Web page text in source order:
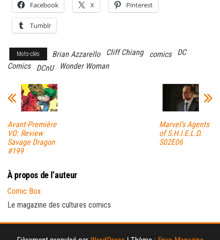
Facebook X Pinterest
Tumblr
Mots-clés Brian Azzarello Cliff Chiang comics
DC
Comics
DCnU Wonder Woman
Avant-Première
VO: Review
Savage Dragon
#199
Marvel’s Agents
of S.H.I.E.L.D.
S02E06
À propos de l’auteur
Comic Box
Le magazine des cultures comics